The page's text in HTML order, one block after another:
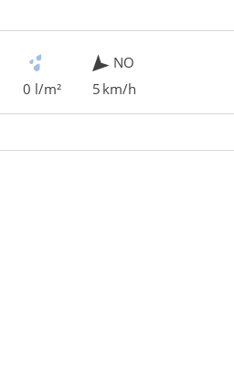
0 l/m²
NO
5 km/h